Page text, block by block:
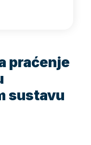
praćenje
sustavu